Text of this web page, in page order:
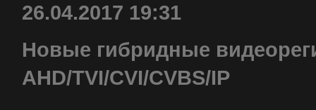
26.04.2017 19:31
Новые гибридные
AHD/TVI/CVI/CVBS/IP